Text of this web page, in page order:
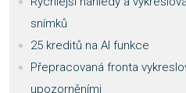
snímků
25 kreditů na AI funkce
Přepracovaná fronta
upozorněními